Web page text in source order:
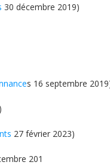
30 décembre 2019)
s 16 septembre
27 février 2023)
201